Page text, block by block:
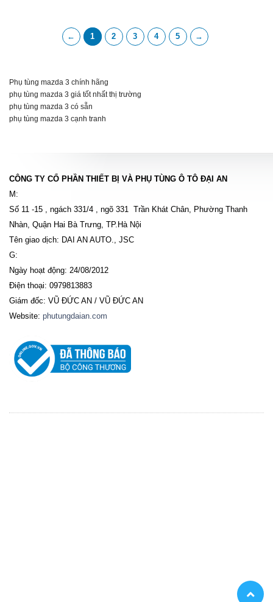
← 1 2 3 4 5 →
Phụ tùng mazda 3 chính hãng
phụ tùng mazda 3 giá tốt nhất thị trường
phụ tùng mazda 3 có sẵn
phụ tùng mazda 3 cạnh tranh
CÔNG TY CỔ PHẦN THIẾT BỊ VÀ PHỤ TÙNG Ô TÔ ĐẠI AN
M:
Số 11 -15 , ngách 331/4 , ngõ 331 Trần Khát Chân, Phường Thanh
Nhàn, Quận Hai Bà Trưng, TP.Hà Nội
Tên giao dịch: DAI AN AUTO., JSC
G:
Ngày hoạt động: 24/08/2012
Điện thoại: 0979813883
Giám đốc: VŨ ĐỨC AN / VŨ ĐỨC AN
Website: phutungdaian.com